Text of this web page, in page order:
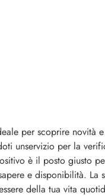
per scoprire novità
unservizio per la
è il posto giusto
e disponibilità. La
della tua vita